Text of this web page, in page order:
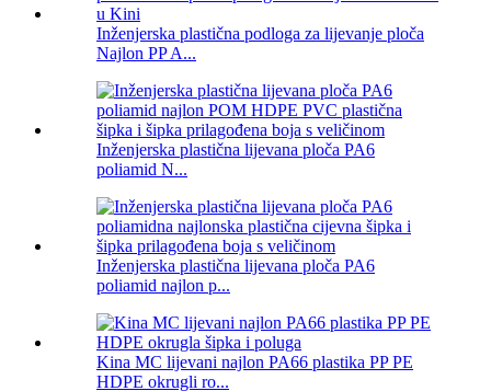
Inženjerska plastična podloga za lijevanje ploča
Najlon PP A...
Inženjerska plastična lijevana ploča PA6
poliamid N...
Inženjerska plastična lijevana ploča PA6
poliamid najlon p...
Kina MC lijevani najlon PA66 plastika PP PE
HDPE okrugli ro...